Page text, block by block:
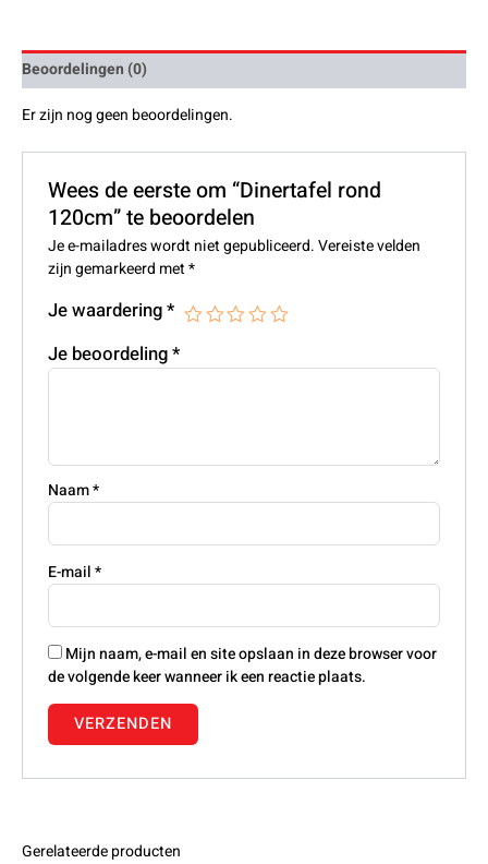
Beoordelingen (0)
Er zijn nog geen beoordelingen.
Wees de eerste om “Dinertafel rond
120cm” te beoordelen
Je e-mailadres wordt niet gepubliceerd. Vereiste velden
zijn gemarkeerd met*
Je waardering*
Je beoordeling*
Naam*
E-mail*
Mijn naam, e-mail en site opslaan in deze browser voor
de volgende keer wanneer ik een reactie plaats.
Gerelateerde producten